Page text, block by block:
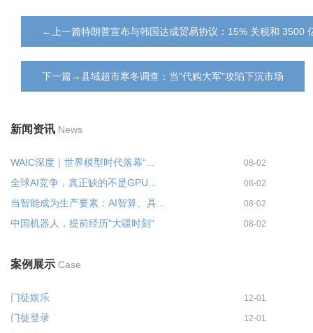
←上一篇特朗普宣布与韩国达成贸易协议：15% 关税和 3500
下一篇→县域超市寒冬调查：当"代购大军"攻陷下沉市场
新闻资讯 News
WAIC深度｜世界模型时代落幕“... 08-02
全球AI竞争，真正缺的不是GPU... 08-02
当智能成为生产要素：AI智算、具... 08-02
中国机器人，提前经历"大疆时刻" 08-02
案例展示 Case
门徒娱乐 12-01
门徒登录 12-01